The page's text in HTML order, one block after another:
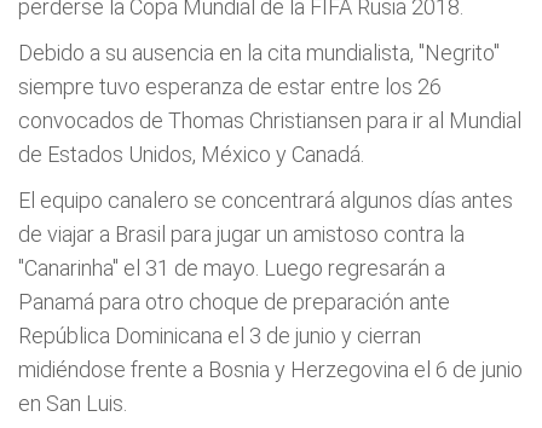
perderse la Copa Mundial de la FIFA Rusia 2018.
Debido a su ausencia en la cita mundialista, "Negrito"
siempre tuvo esperanza de estar entre los 26
convocados de Thomas Christiansen para ir al Mundial
de Estados Unidos, México y Canadá.
El equipo canalero se concentrará algunos días antes
de viajar a Brasil para jugar un amistoso contra la
"Canarinha" el 31 de mayo. Luego regresarán a
Panamá para otro choque de preparación ante
República Dominicana el 3 de junio y cierran
midiéndose frente a Bosnia y Herzegovina el 6 de junio
en San Luis.